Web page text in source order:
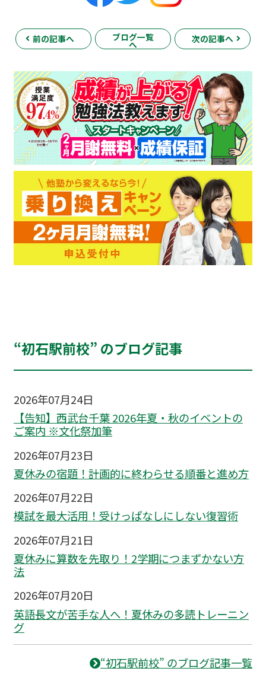
前の記事へ ブログ一覧
へ
次の記事へ
“初石駅前校” のブログ記事
2026年07月24日
【告知】西武台千葉 2026年夏・秋のイベントの
ご案内 ※文化祭加筆
2026年07月23日
夏休みの宿題！計画的に終わらせる順番と進め方
2026年07月22日
模試を最大活用！受けっぱなしにしない復習術
2026年07月21日
夏休みに算数を先取り！2学期につまずかない方
法
2026年07月20日
英語長文が苦手な人へ！夏休みの多読トレーニン
グ
“初石駅前校” のブログ記事一覧